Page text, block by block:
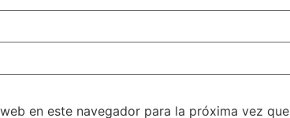
en este navegador para la próxima vez que